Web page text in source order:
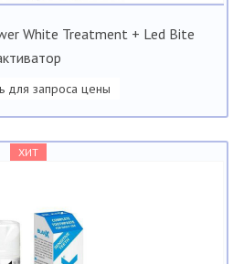
White Treatment + Led Bite
для запроса цены
ХИТ